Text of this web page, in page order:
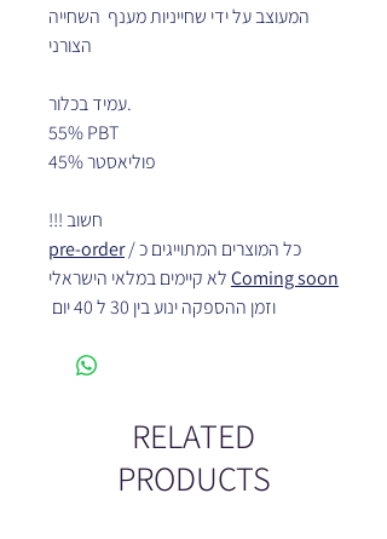
המעוצב על ידי שחייניות מענף השחייה
עמיד בכלור.
55% PBT
45% פוליאסטר
חשוב !!!
כל המוצרים המתוייגים כ pre-order/
Coming soonלא קיימים במלאי הישראלי
וזמן ההספקה ינוע בין 30 ל 40 יום
RELATED
PRODUCTS